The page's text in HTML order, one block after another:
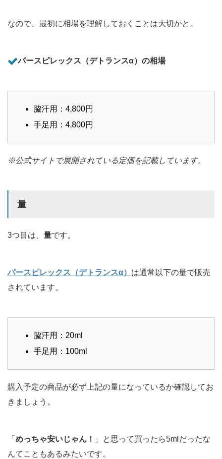
なので、最初に相場を理解しておくことは大切かと。
パースピレックス（デトランスα）の相場
脇汗用：4,800円
手足用：4,800円
※公式サイトで展開されている定価を記載しています。
量
3つ目は、 量です。
パースピレックス（デトランスα） は通常以下の量で販売
されています。
脇汗用：20ml
手足用：100ml
購入予定の商品が必ず上記の量になっているか確認してお
きましょう。
「 めっちゃ安いじゃん！
」と思って買ったら5mlだったな
んてこともあるみたいです。